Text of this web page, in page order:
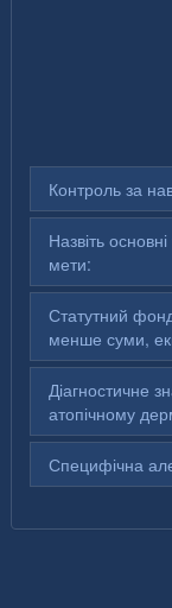
Контроль за
Назвіть
мети:
Статутний
менше суми,
Діагностичне
атопічному
Специфічна